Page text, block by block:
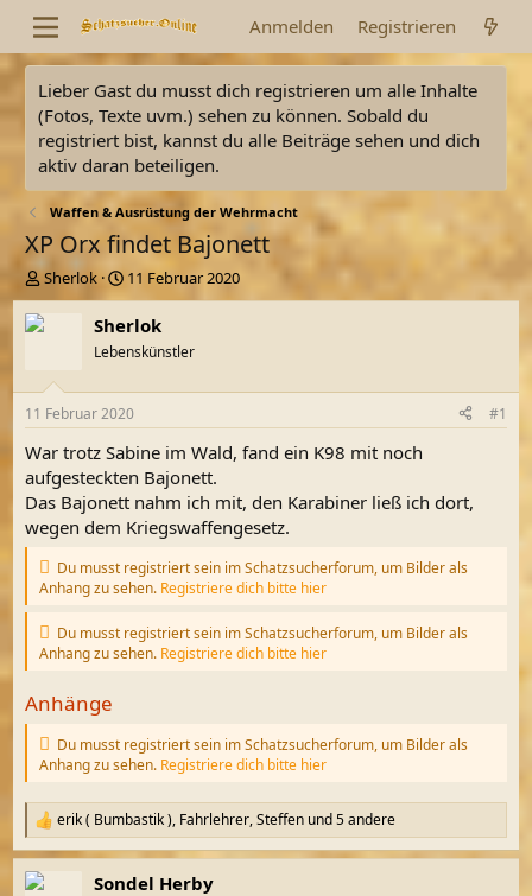
Anmelden Registrieren
Lieber Gast du musst dich registrieren um alle Inhalte
(Fotos, Texte uvm.) sehen zu können. Sobald du
registriert bist, kannst du alle Beiträge sehen und dich
aktiv daran beteiligen.
Waffen & Ausrüstung der Wehrmacht
XP Orx findet Bajonett
E
r
s
l
e
r
Sherlok
E
r
s
e
l
t
a
11 Februar 2020
Sherlok
Lebenskünstler
11 Februar 2020 #1
War trotz Sabine im Wald, fand ein K98 mit noch
aufgesteckten Bajonett.
Das Bajonett nahm ich mit, den Karabiner ließ ich dort,
wegen dem Kriegswaffengesetz.
Du musst registriert sein im Schatzsucherforum, um Bilder als
Anhang zu sehen. Registriere dich bitte hier
Du musst registriert sein im Schatzsucherforum, um Bilder als
Anhang zu sehen. Registriere dich bitte hier
Anhänge
Du musst registriert sein im Schatzsucherforum, um Bilder als
Anhang zu sehen. Registriere dich bitte hier
R
e
a
k
erik ( Bumbastik ), Fahrlehrer,Steffen und 5 andere
Sondel Herby